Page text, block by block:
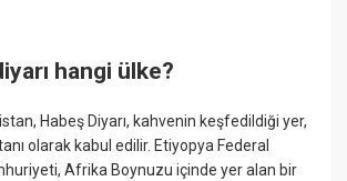
hangi ülke?
Habeş Diyarı, kahvenin keşfedildiği yer,
olarak kabul edilir. Etiyopya Federal
Afrika Boynuzu içinde yer alan bir